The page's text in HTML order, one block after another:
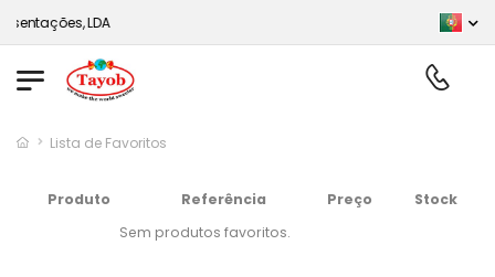
LDA
Lista de Favoritos
Produto Referência Preço
Stock
Sem produtos favoritos.